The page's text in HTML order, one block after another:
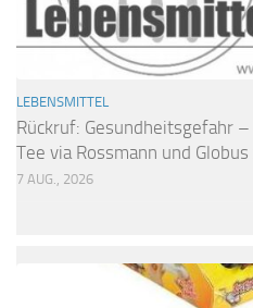
LEBENSMITTEL
Rückruf: Gesundheitsgefahr
Tee via Rossmann und
7 AUG., 2026